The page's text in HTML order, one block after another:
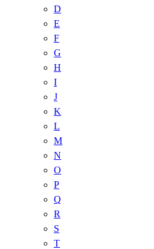
D
E
F
G
H
I
J
K
L
M
N
O
P
Q
R
S
T